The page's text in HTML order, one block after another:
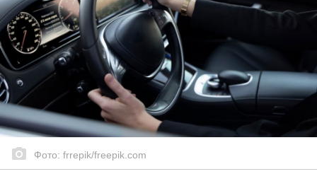
Фото: frrepik/freepik.com